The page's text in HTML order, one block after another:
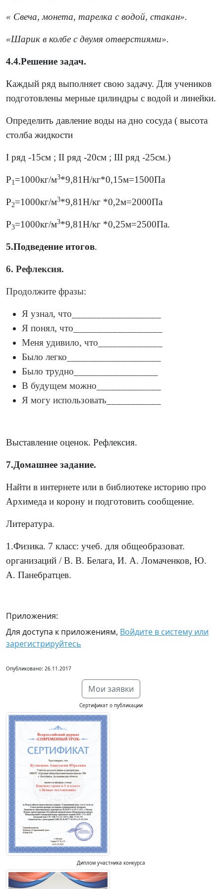
« Свеча, монета, тарелка с водой, стакан».
«Шарик в колбе с двумя отверстиями».
4.4.Решение задач.
Каждый ряд выполняет свою задачу. Для учеников
подготовлены мерные цилиндры с водой и линейки.
Определить давление воды на дно сосуда ( высота
столба жидкости
I ряд -15см ; II ряд -20см ; III ряд -25см.)
Р1 =1000кг/м3*9,81Н/кг*0,15м=1500Па
Р2=1000кг/м3*9,81Н/кг *0,2м=2000Па
Р3=1000кг/м3*9,81Н/кг *0,25м=2500Па.
5.Подведение итогов.
6. Рефлексия.
Продолжите фразы:
Я узнал, что__________________
Я понял, что__________________
Меня удивило, что_____________
Было легко___________________
Было трудно_________________
В будущем можно_____________
Я могу использовать___________
Выставление оценок. Рефлексия.
7.Домашнее задание.
Найти в интернете или в библиотеке историю про
Архимеда и корону и подготовить сообщение.
Литература.
1.Физика. 7 класс: учеб. для общеобразоват.
организаций / В. В. Белага, И. А. Ломаченков, Ю.
А. Панебратцев.
Приложения:
Для доступа к приложениям, Войдите в систему или
зарегистрируйтесь
Опубликовано: 26.11.2017
Мои заявки
Сертификат о публикации
Диплом участника конкурса